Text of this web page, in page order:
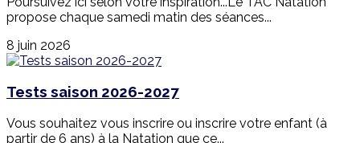
propose chaque samedi matin des séances...
8 juin 2026
Tests saison 2026-2027
Vous souhaitez vous inscrire ou inscrire votre enfant (à
partir de 6 ans) à la Natation que ce...